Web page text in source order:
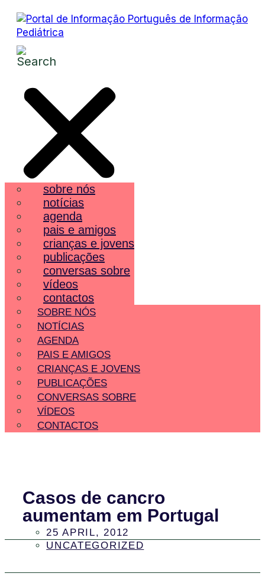
sobre nós
notícias
agenda
pais e amigos
crianças e jovens
publicações
conversas sobre
vídeos
contactos
SOBRE NÓS
NOTÍCIAS
AGENDA
PAIS E AMIGOS
CRIANÇAS E JOVENS
PUBLICAÇÕES
CONVERSAS SOBRE
VÍDEOS
CONTACTOS
Casos de cancro
aumentam em Portugal
25 APRIL, 2012
UNCATEGORIZED